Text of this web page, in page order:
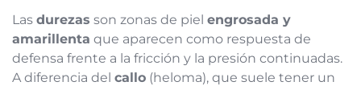
Las durezas son zonas de piel engrosada y
amarillenta que aparecen como respuesta de
defensa frente a la fricción y la presión continuadas.
A diferencia del callo (heloma), que suele tener un